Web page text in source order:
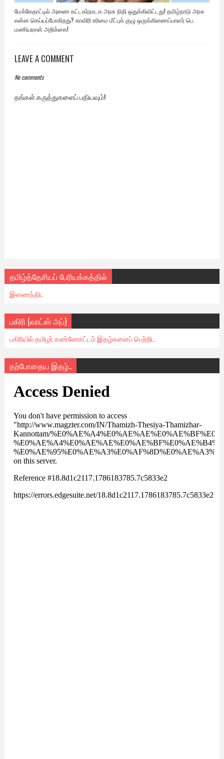
மேக்கேதாட்டில் அணை கட்டகர்நாடக அரசு நிதி ஒதுக்கிவிட்டது! தமிழ்நாடு அரசு
என்ன செய்யப்போகிறது? காவிரி உரிமை மீட்புக் குழு ஒருங்கிணைப்பாளர் பெ.
மணியரசன் அறிக்கை!
LEAVE A COMMENT
No comments
தங்கள் கருத்துகளைப் பதியவும்!
தமிழ்த்தேசியப் பேரியக்கத்தில்
இணைந்திட
பகிரி (வாட்ஸ் அப்)
பகிரியில் தமிழர் கண்ணோட்டம் இதழ்களைப் பெற்றிட
தற்போதைய இதழ்..